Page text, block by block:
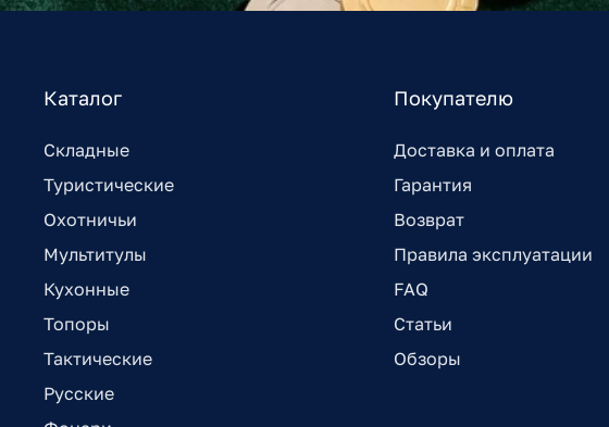
Каталог
Складные
Туристические
Охотничьи
Мультитулы
Кухонные
Топоры
Тактические
Русские
Покупателю
Доставка и оплата
Гарантия
Возврат
Правила эксплуатации
FAQ
Статьи
Обзоры